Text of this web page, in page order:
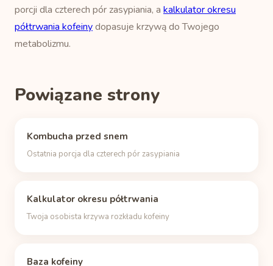
porcji dla czterech pór zasypiania, a kalkulator okresu
półtrwania kofeinydopasuje krzywą do Twojego
metabolizmu.
Powiązane strony
Kombucha przed snem
Ostatnia porcja dla czterech pór zasypiania
Kalkulator okresu półtrwania
Twoja osobista krzywa rozkładu kofeiny
Baza kofeiny